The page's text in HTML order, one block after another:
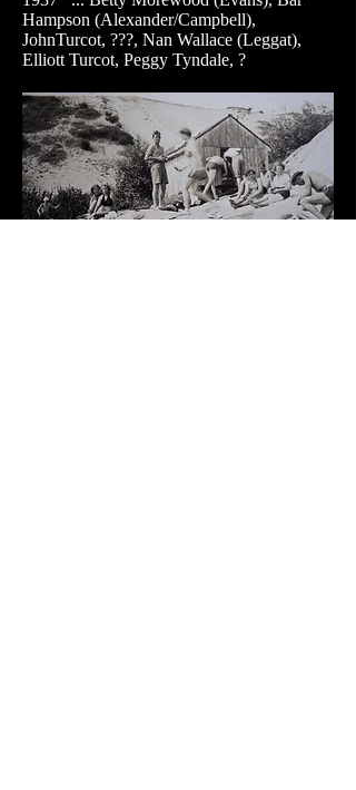
Hampson (Alexander/Campbell),
JohnTurcot, ???, Nan Wallace (Leggat),
Elliott Turcot, Peggy Tyndale, ?